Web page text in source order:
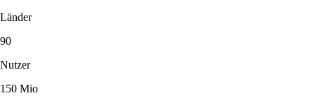
Länder
90
Nutzer
150 Mio